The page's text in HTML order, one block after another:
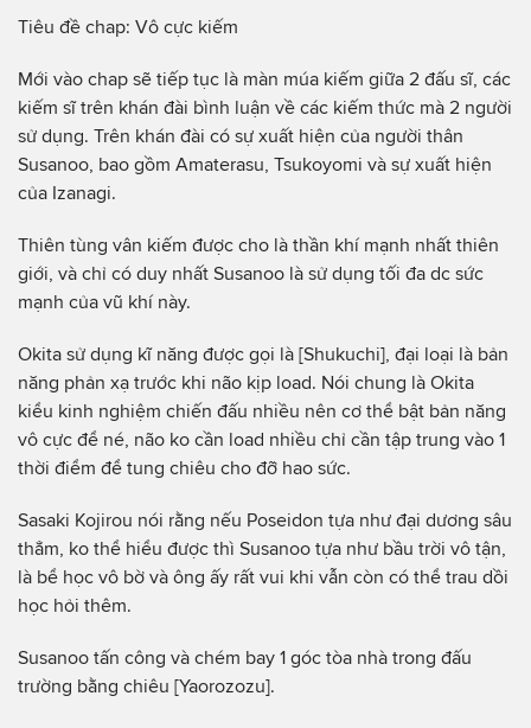
Tiêu đề chap: Vô cực kiếm
Mới vào chap sẽ tiếp tục là màn múa kiếm giữa 2 đấu sĩ, các
kiếm sĩ trên khán đài bình luận về các kiếm thức mà 2 người
sử dụng. Trên khán đài có sự xuất hiện của người thân
Susanoo, bao gồm Amaterasu, Tsukoyomi và sự xuất hiện
của Izanagi.
Thiên tùng vân kiếm được cho là thần khí mạnh nhất thiên
giới, và chỉ có duy nhất Susanoo là sử dụng tối đa dc sức
mạnh của vũ khí này.
Okita sử dụng kĩ năng được gọi là [Shukuchi], đại loại là bản
năng phản xạ trước khi não kịp load. Nói chung là Okita
kiểu kinh nghiệm chiến đấu nhiều nên cơ thể bật bản năng
vô cực để né, não ko cần load nhiều chỉ cần tập trung vào 1
thời điểm để tung chiêu cho đỡ hao sức.
Sasaki Kojirou nói rằng nếu Poseidon tựa như đại dương sâu
thẳm, ko thể hiểu được thì Susanoo tựa như bầu trời vô tận,
là bể học vô bờ và ông ấy rất vui khi vẫn còn có thể trau dồi
học hỏi thêm.
Susanoo tấn công và chém bay 1 góc tòa nhà trong đấu
trường bằng chiêu [Yaorozozu].